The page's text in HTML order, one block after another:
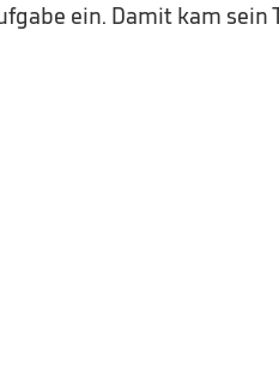
ein. Damit kam sein